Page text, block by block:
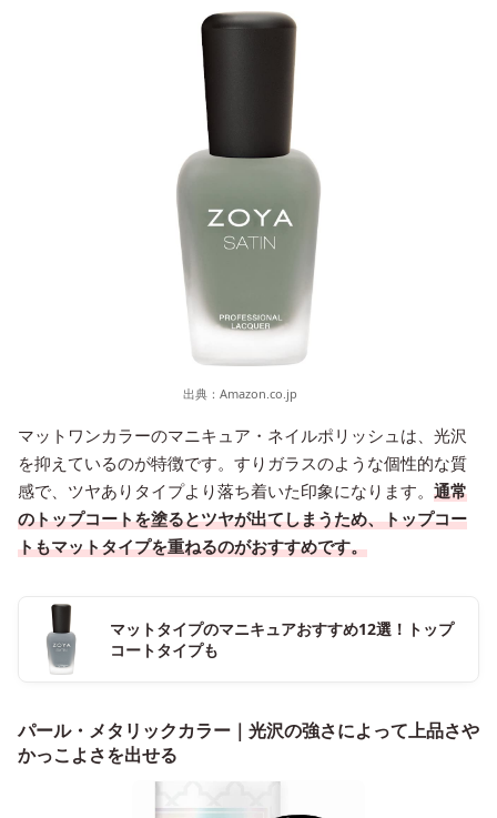
出典： Amazon.co.jp
マットワンカラーのマニキュア・ネイルポリッシュは、光沢
を抑えているのが特徴です。すりガラスのような個性的な質
感で、ツヤありタイプより落ち着いた印象になります。 通常
のトップコートを塗るとツヤが出てしまうため、トップコー
トもマットタイプを重ねるのがおすすめです。
マットタイプのマニキュアおすすめ12選！トップ
コートタイプも
パール・メタリックカラー｜光沢の強さによって上品さや
かっこよさを出せる